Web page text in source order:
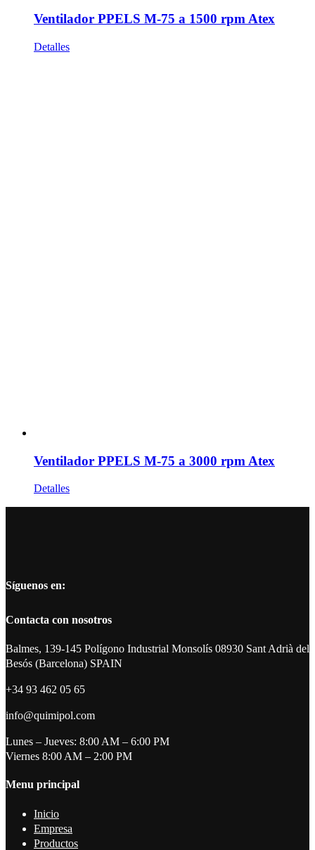
Ventilador PPELS M-75 a 1500 rpm Atex
Detalles
Ventilador PPELS M-75 a 3000 rpm Atex
Detalles
Síguenos en:
Contacta con nosotros
Balmes, 139-145 Polígono Industrial Monsolís 08930 Sant Adrià del
Besós (Barcelona) SPAIN
+34 93 462 05 65
info@quimipol.com
Lunes – Jueves: 8:00 AM – 6:00 PM
Viernes 8:00 AM – 2:00 PM
Menu principal
Inicio
Empresa
Productos